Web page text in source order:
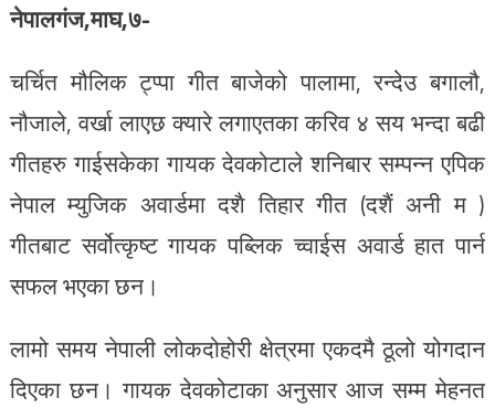
नेपालगंज,माघ,७-
चर्चित मौलिक ट्प्पा गीत बाजेको पालामा, रन्देउ बगालौ,
नौजाले, वर्खा लाएछ क्यारे लगाएतका करिव ४ सय भन्दा बढी
गीतहरु गाईसकेका गायक देवकोटाले शनिबार सम्पन्न एपिक
नेपाल म्युजिक अवार्डमा दशै तिहार गीत (दशैं अनी म )
गीतबाट सर्वोत्कृष्ट गायक पब्लिक च्वाईस अवार्ड हात पार्न
सफल भएका छन।
लामो समय नेपाली लोकदोहोरी क्षेत्रमा एकदमै ठूलो योगदान
दिएका छन। गायक देवकोटाका अनुसार आज सम्म मेहनत